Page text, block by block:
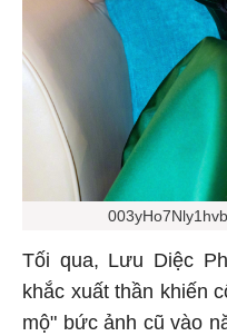
Tối qua, Lưu Diệc
khắc xuất thần khiến
mộ" bức ảnh cũ vào